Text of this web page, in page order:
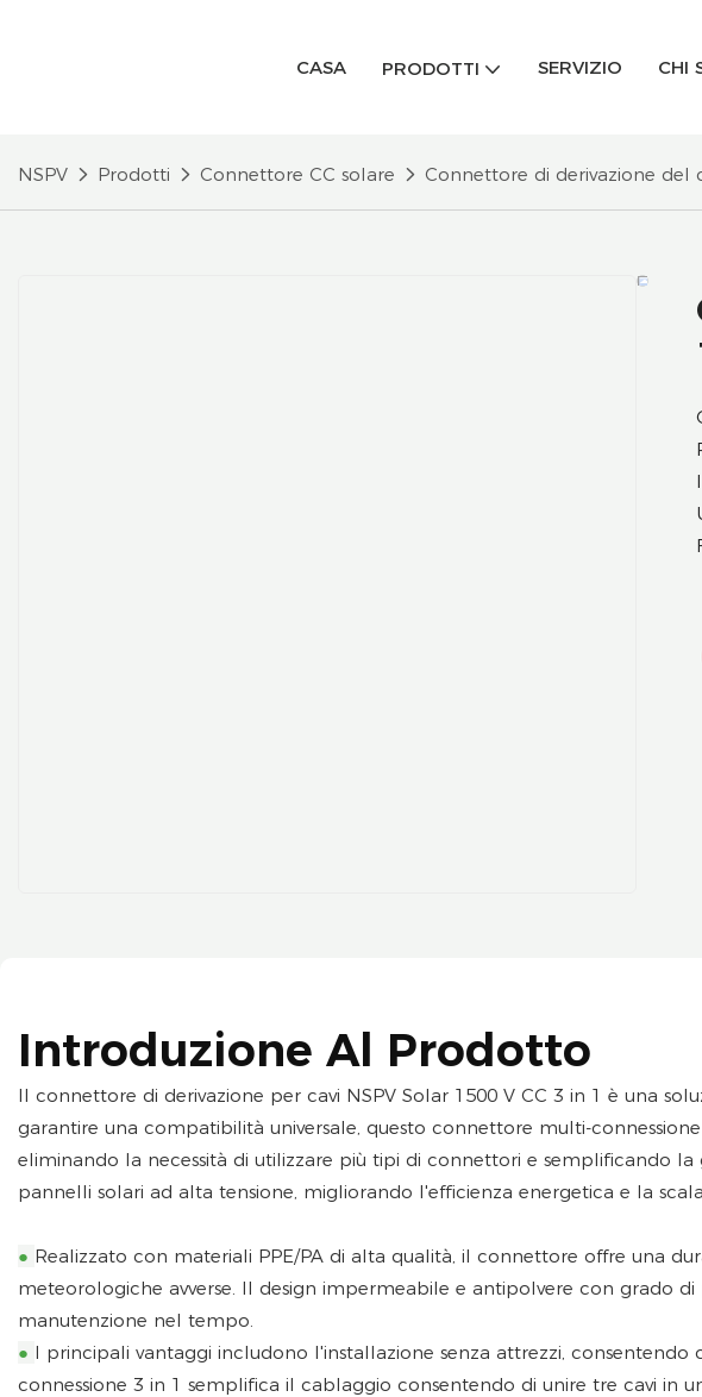
CASA PRODOTTI SERVIZIO CHI
NSPV Prodotti Connettore CC solare Connettore di derivazione del
Introduzione Al Prodotto
Il connettore di derivazione per cavi NSPV Solar 1500 V CC 3 in 1 è una
garantire una compatibilità universale, questo connettore multi-
eliminando la necessità di utilizzare più tipi di connettori e semplificando
pannelli solari ad alta tensione, migliorando l'efficienza energetica e la
● Realizzato con materiali PPE/PA di alta qualità, il connettore offre una
meteorologiche avverse. Il design impermeabile e antipolvere con grado
manutenzione nel tempo.
● I principali vantaggi includono l'installazione senza attrezzi, consentendo
connessione 3 in 1 semplifica il cablaggio consentendo di unire tre cavi in